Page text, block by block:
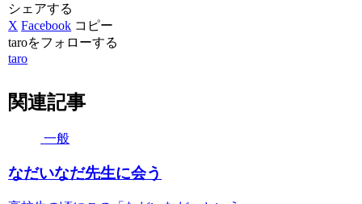
シェアする
X Facebook コピー
taroをフォローする
taro
関連記事
一般
なだいなだ先生に会う